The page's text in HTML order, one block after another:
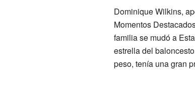
Dominique Wilkins,
Momentos
familia se mudó a
estrella del
peso, tenía una gran